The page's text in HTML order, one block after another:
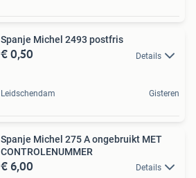
Spanje Michel 2493 postfris
€ 0,50 Details
Leidschendam Gisteren
Spanje Michel 275 A ongebruikt MET
CONTROLENUMMER
€ 6,00 Details